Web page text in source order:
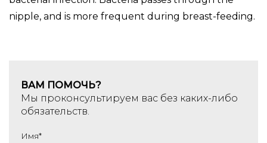
nipple, and is more frequent during breast-feeding.
ВАМ ПОМОЧЬ?
Мы проконсультируем вас без каких-либо
обязательств.
Имя*